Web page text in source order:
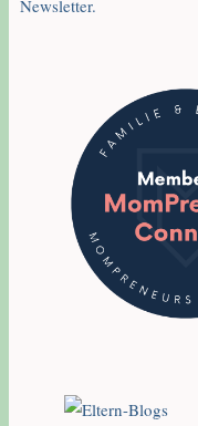
Newsletter.